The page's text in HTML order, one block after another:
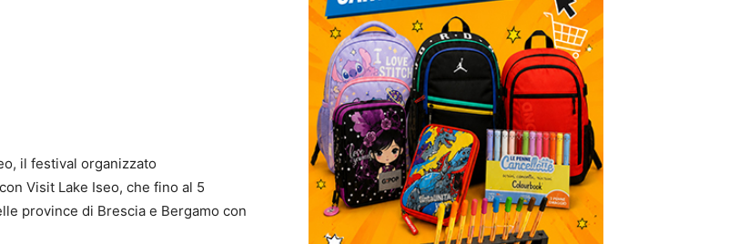
il festival organizzato
Visit Lake Iseo, che fino al 5
province di Brescia e Bergamo con